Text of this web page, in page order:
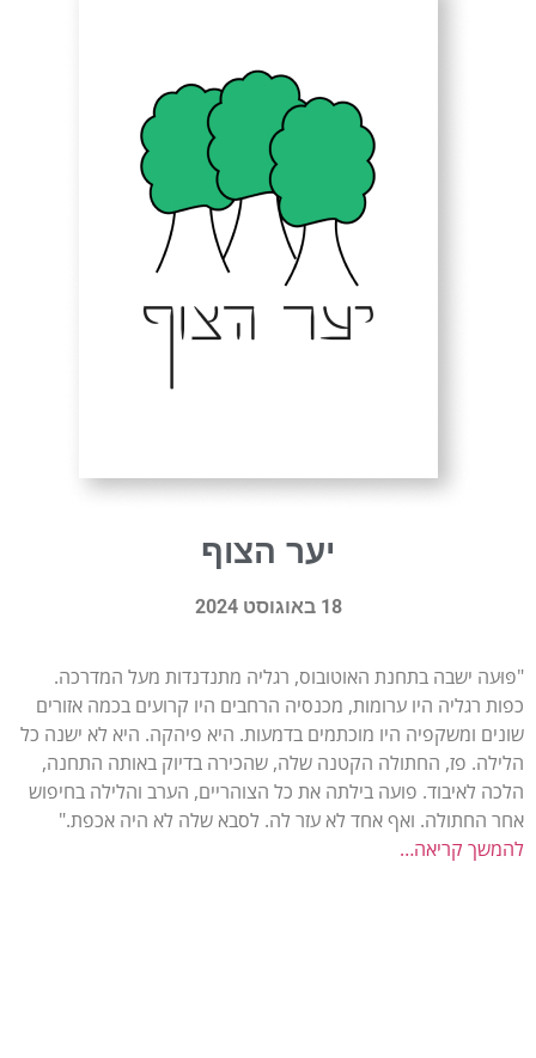
יער הצוף
18 באוגוסט 2024
"פּוּעה ישבה בתחנת האוטובוס, רגליה מתנדנדות מעל המדרכה.
כפות רגליה היו ערומות, מכנסיה הרחבים היו קרועים בכמה אזורים
שונים ומשקפיה היו מוכתמים בדמעות. היא פיהקה. היא לא ישנה כל
הלילה. פז, החתולה הקטנה שלה, שהכירה בדיוק באותה התחנה,
הלכה לאיבוד. פועה בילתה את כל הצוהריים, הערב והלילה בחיפוש
אחר החתולה. ואף אחד לא עזר לה. לסבא שלה לא היה אכפת."
להמשך קריאה…